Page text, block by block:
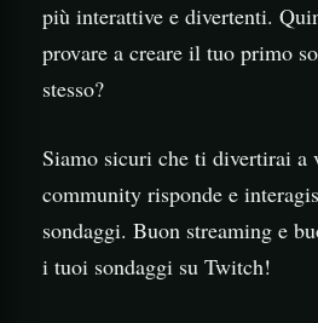
più interattive e divertenti.
provare a creare il tuo primo
stesso?
Siamo sicuri che ti divertirai a
community risponde e
sondaggi. Buon streaming e
i tuoi sondaggi su Twitch!